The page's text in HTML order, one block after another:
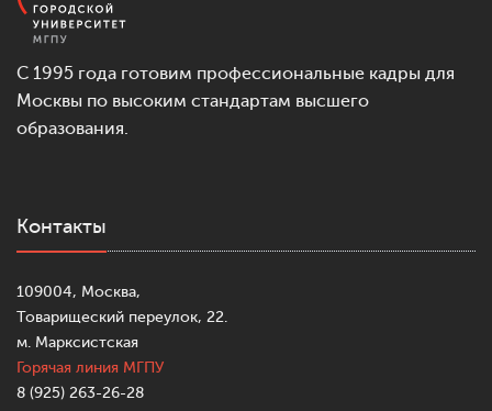
С 1995 года готовим профессиональные кадры для
Москвы по высоким стандартам высшего
образования.
Контакты
109004, Москва,
Товарищеский переулок, 22.
м. Марксистская
Горячая линия МГПУ
8 (925) 263-26-28